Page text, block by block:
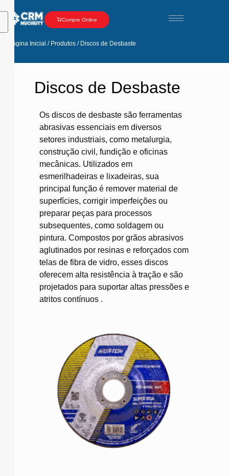
Compre Online
Página Inicial / Produtos / Discos de Desbaste​
Discos de Desbaste​
Os discos de desbaste são ferramentas
abrasivas essenciais em diversos
setores industriais, como metalurgia,
construção civil, fundição e oficinas
mecânicas. Utilizados em
esmerilhadeiras e lixadeiras, sua
principal função é remover material de
superfícies, corrigir imperfeições ou
preparar peças para processos
subsequentes, como soldagem ou
pintura. Compostos por grãos abrasivos
aglutinados por resinas e reforçados com
telas de fibra de vidro, esses discos
oferecem alta resistência à tração e são
projetados para suportar altas pressões e
atritos contínuos .​